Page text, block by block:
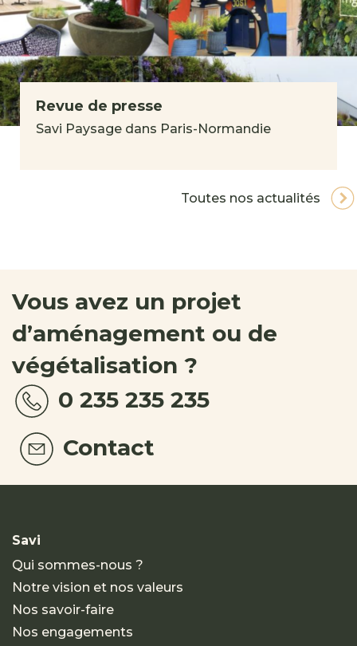
Revue de presse
Savi Paysage dans Paris-Normandie
Toutes nos actualités
Vous avez un projet
d’aménagement ou de
végétalisation ?
0 235 235 235
Contact
Savi
Qui sommes-nous ?
Notre vision et nos valeurs
Nos savoir-faire
Nos engagements